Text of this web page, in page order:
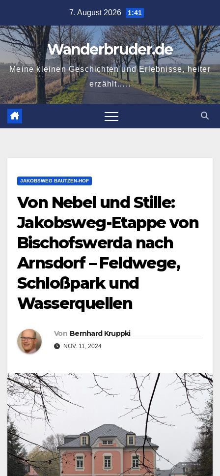
springen
7. August 2026 1:41
Wanderbruder.de
Meine kleinen Geschichten und Erlebnisse, heiter
erzählt…..
JAKOBSWEG BAUTZEN-HOF
Von Nebel und Stille:
Jakobsweg-Etappe von
Bischofswerda nach
Arnsdorf – Feldwege,
Schloßpark und
Wasserquellen
Von Bernhard Kruppki
NOV. 11, 2024